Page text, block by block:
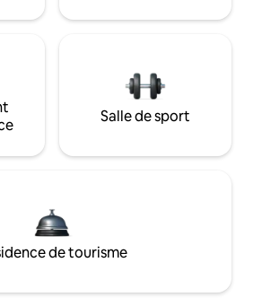
Salle de sport
de tourisme